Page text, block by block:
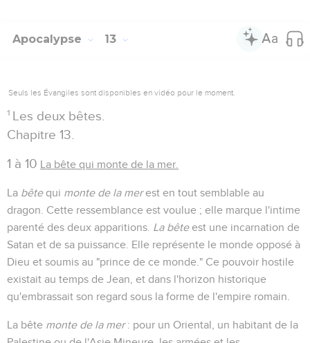
Apocalypse 13
Seuls les Évangiles sont disponibles en vidéo pour le moment.
1
Les deux bêtes.
Chapitre 13.
1 à 10 La bête qui monte de la mer.
La bêtequi monte de la merest en tout semblable au
dragon. Cette ressemblance est voulue ; elle marque l'intime
parenté des deux apparitions. La bêteest une incarnation de
Satan et de sa puissance. Elle représente le monde opposé à
Dieu et soumis au "prince de ce monde." Ce pouvoir hostile
existait au temps de Jean, et dans l'horizon historique
qu'embrassait son regard sous la forme de l'empire romain.
La bête monte de la mer: pour un Oriental, un habitant de la